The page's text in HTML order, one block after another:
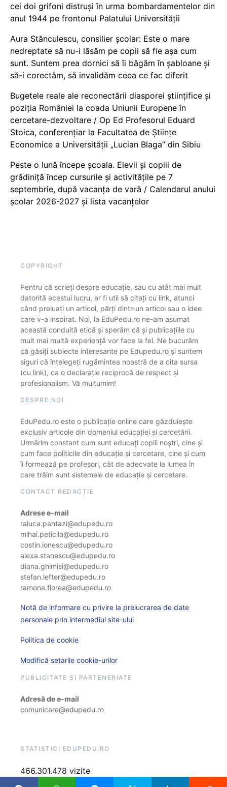
cei doi grifoni distruși în urma bombardamentelor din
anul 1944 pe frontonul Palatului Universității
Aura Stănculescu, consilier școlar: Este o mare
nedreptate să nu-i lăsăm pe copii să fie așa cum
sunt. Suntem prea dornici să îi băgăm în șabloane și
să-i corectăm, să invalidăm ceea ce fac diferit
Bugetele reale ale reconectării diasporei științifice și
poziția României la coada Uniunii Europene în
cercetare-dezvoltare / Op Ed Profesorul Eduard
Stoica, conferențiar la Facultatea de Științe
Economice a Universității „Lucian Blaga” din Sibiu
Peste o lună începe școala. Elevii și copiii de
grădiniță încep cursurile și activitățile pe 7
septembrie, după vacanța de vară / Calendarul anului
școlar 2026-2027 și lista vacanțelor
COPYRIGHT
Pentru că scrieți despre educație, sau cu atât mai mult
datorită acestui lucru, ar fi util să citați cu link, atunci
când preluați un articol, părți dintr-un articol sau o idee
care v-a inspirat. Noi, la EduPedu.ro ne-am asumat
această conduită etică și sperăm că și publicațiile cu
mult mai multă experiență vor face la fel. Ne bucurăm
că găsiți subiecte interesante pe Edupedu.ro și suntem
siguri că înțelegeți rugămintea noastră de a cita sursa
(cu link), ca o declarație reciprocă de respect și
profesionalism. Vă mulțumim!
DESPRE NOI
EduPedu.ro este o publicație online care găzduiește
exclusiv articole din domeniul educației și cercetării.
Urmărim constant cum sunt educați copiii noștri, cine și
cum face politicile din educație și cercetare, cine și cum
îi formează pe profesori, cât de adecvate la lumea în
care trăim sunt sistemele de educație și cercetare.
CONTACT REDACȚIE
Adrese e-mail
raluca.pantazi@edupedu.ro
mihai.peticila@edupedu.ro
costin.ionescu@edupedu.ro
alexa.stanescu@edupedu.ro
diana.ghimisi@edupedu.ro
stefan.lefter@edupedu.ro
ramona.florea@edupedu.ro
Notă de informare cu privire la prelucrarea de date
personale prin intermediul site-ului
Politica de cookie
Modifică setarile cookie-urilor
PUBLICITATE ȘI PARTENERIATE
Adresă de e-mail
comunicare@edupedu.ro
STATISTICI EDUPEDU.RO
466.301.478 vizite